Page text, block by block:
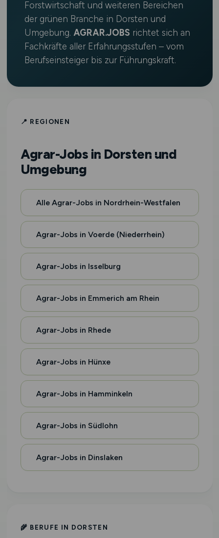
Forstwirtschaft und weiteren Bereichen
der grünen Branche in Dorsten und
Umgebung. AGRAR.JOBS richtet sich an
Fachkräfte aller Erfahrungsstufen – vom
Berufseinsteiger bis zur Führungskraft.
📍 REGIONEN
Agrar-Jobs in Dorsten und
Umgebung
Alle Agrar-Jobs in Nordrhein-Westfalen
Agrar-Jobs in Voerde (Niederrhein)
Agrar-Jobs in Isselburg
Agrar-Jobs in Emmerich am Rhein
Agrar-Jobs in Rhede
Agrar-Jobs in Hünxe
Agrar-Jobs in Hamminkeln
Agrar-Jobs in Südlohn
Agrar-Jobs in Dinslaken
🌾 BERUFE IN DORSTEN